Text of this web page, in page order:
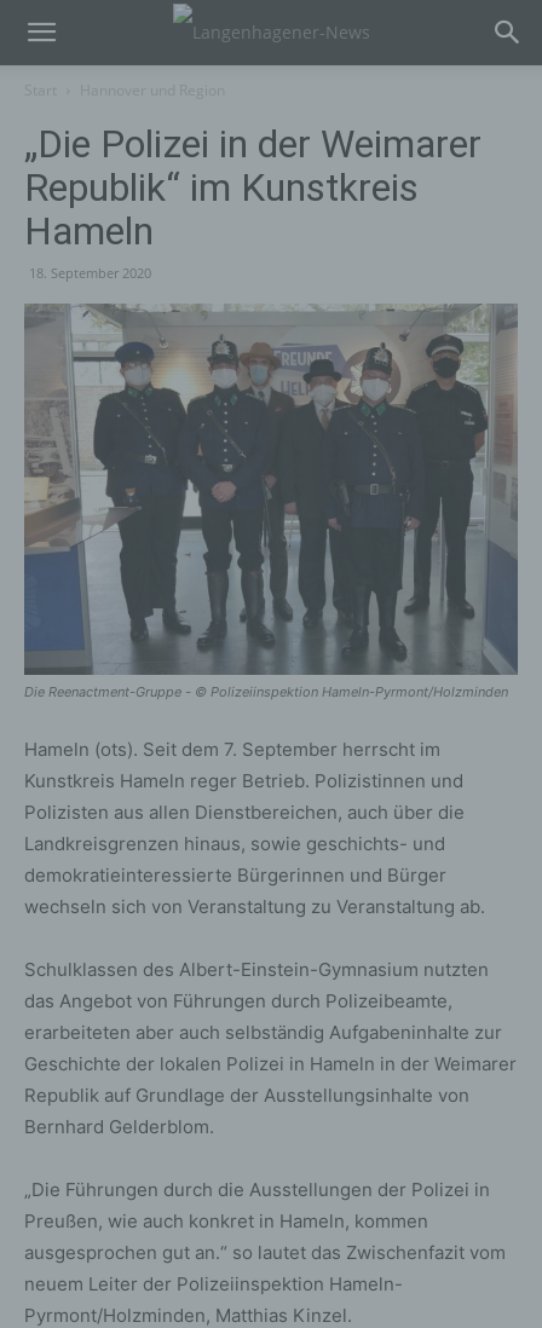
„Die Polizei in der Weimarer
Republik“ im Kunstkreis
Hameln
18. September 2020
Die Reenactment-Gruppe - © Polizeiinspektion Hameln-Pyrmont/Holzminden
Hameln (ots). Seit dem 7. September herrscht im
Kunstkreis Hameln reger Betrieb. Polizistinnen und
Polizisten aus allen Dienstbereichen, auch über die
Landkreisgrenzen hinaus, sowie geschichts- und
demokratieinteressierte Bürgerinnen und Bürger
wechseln sich von Veranstaltung zu Veranstaltung ab.
Schulklassen des Albert-Einstein-Gymnasium nutzten
das Angebot von Führungen durch Polizeibeamte,
erarbeiteten aber auch selbständig Aufgabeninhalte zur
Geschichte der lokalen Polizei in Hameln in der Weimarer
Republik auf Grundlage der Ausstellungsinhalte von
Bernhard Gelderblom.
„Die Führungen durch die Ausstellungen der Polizei in
Preußen, wie auch konkret in Hameln, kommen
ausgesprochen gut an.“ so lautet das Zwischenfazit vom
neuem Leiter der Polizeiinspektion Hameln-
Pyrmont/Holzminden, Matthias Kinzel.